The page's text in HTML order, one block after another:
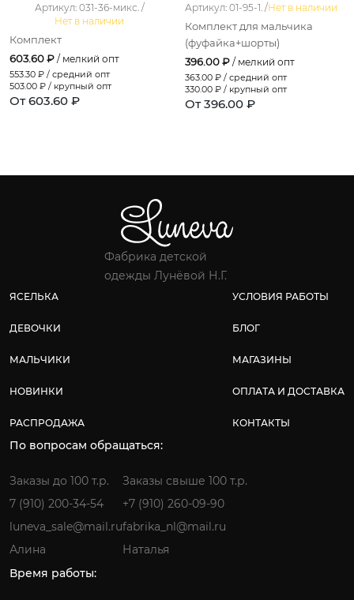
Артикул: 031-36-микс. /
Нет в наличии
Комплект
603.60 ₽ / мелкий опт
553.30 ₽ / средний опт
503.00 ₽ / крупный опт
От 603.60 ₽
Артикул: 01-95-1. /Нет в наличии
Комплект для мальчика
(фуфайка+шорты)
396.00 ₽ / мелкий опт
363.00 ₽ / средний опт
330.00 ₽ / крупный опт
От 396.00 ₽
Фабрика детской
одежды Лунёвой Н.Г.
ЯСЕЛЬКА
ДЕВОЧКИ
МАЛЬЧИКИ
НОВИНКИ
РАСПРОДАЖА
УСЛОВИЯ РАБОТЫ
БЛОГ
МАГАЗИНЫ
ОПЛАТА И ДОСТАВКА
КОНТАКТЫ
По вопросам обращаться:
Заказы до 100 т.р.
7 (910) 200-34-54
luneva_sale@mail.ru
Алина
Заказы свыше 100 т.р.
+7 (910) 260-09-90
fabrika_nl@mail.ru
Наталья
Время работы: